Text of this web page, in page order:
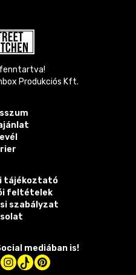
fenntartva!
Produkciós Kft.
tájékoztató
feltételek
szabályzat
mediában is!